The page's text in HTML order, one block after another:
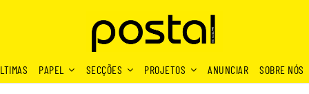
PAPEL SECÇÕES PROJETOS ANUNCIAR SOBRE NÓS